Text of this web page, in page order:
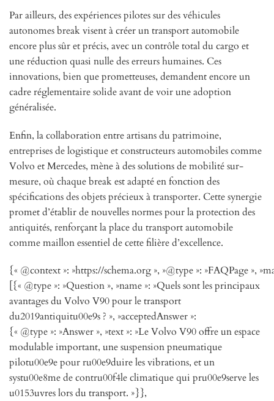
Par ailleurs, des expériences pilotes sur des véhicules
autonomes break visent à créer un transport automobile
encore plus sûr et précis, avec un contrôle total du cargo et
une réduction quasi nulle des erreurs humaines. Ces
innovations, bien que prometteuses, demandent encore un
cadre réglementaire solide avant de voir une adoption
généralisée.
Enfin, la collaboration entre artisans du patrimoine,
entreprises de logistique et constructeurs automobiles comme
Volvo et Mercedes, mène à des solutions de mobilité sur-
mesure, où chaque break est adapté en fonction des
spécifications des objets précieux à transporter. Cette synergie
promet d’établir de nouvelles normes pour la protection des
antiquités, renforçant la place du transport automobile
comme maillon essentiel de cette filière d’excellence.
{« @context »: »https://schema.org », »@type »: »FAQPage »,
[{« @type »: »Question », »name »: »Quels sont les principaux
avantages du Volvo V90 pour le transport
du2019antiquitu00e9s ? », »acceptedAnswer »:
{« @type »: »Answer », »text »: »Le Volvo V90 offre un espace
modulable important, une suspension pneumatique
pilotu00e9e pour ru00e9duire les vibrations, et un
systu00e8me de contru00f4le climatique qui pru00e9serve les
u0153uvres lors du transport. »}},